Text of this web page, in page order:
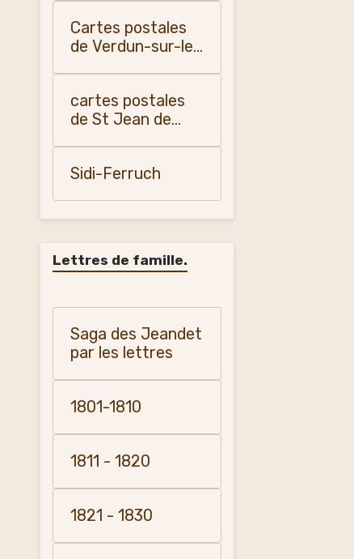
Cartes postales
de Verdun-sur-le-
cartes postales
de St Jean de
Sidi-Ferruch
Lettres de famille.
Saga des Jeandet
par les lettres
1801-1810
1811 - 1820
1821 - 1830